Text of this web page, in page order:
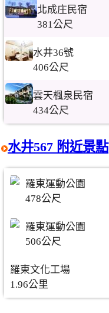
北成庄民宿
381公尺
水井36號
406公尺
雲天楓泉民宿
434公尺
水井567 附近景點
羅東運動公園
478公尺
羅東運動公園
506公尺
羅東文化工場
1.96公里